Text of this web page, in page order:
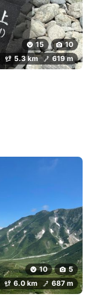
15
10
5.3 km 619 m
10
5
6.0 km 687 m